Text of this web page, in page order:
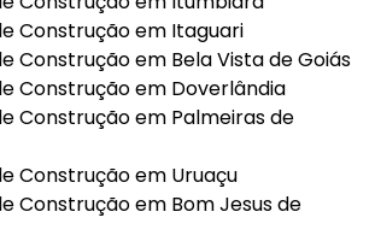
Construção em Itaguari
Construção em Bela Vista de Goiás
Construção em Doverlândia
Construção em Palmeiras de
Construção em Uruaçu
Construção em Bom Jesus de